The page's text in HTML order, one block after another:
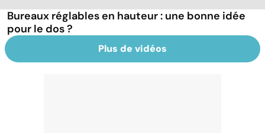
Bureaux réglables en hauteur : une bonne idée
pour le dos ?
Plus de vidéos